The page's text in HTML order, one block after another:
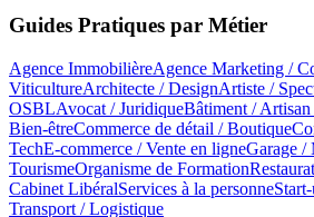
Guides Pratiques par Métier
Agence ImmobilièreAgence Marketing /
ViticultureArchitecte / DesignArtiste /
OSBLAvocat / JuridiqueBâtiment /
Bien-êtreCommerce de détail / Boutique
TechE-commerce / Vente en ligneGarage /
TourismeOrganisme de Formation
Cabinet LibéralServices à la personne
Transport / Logistique